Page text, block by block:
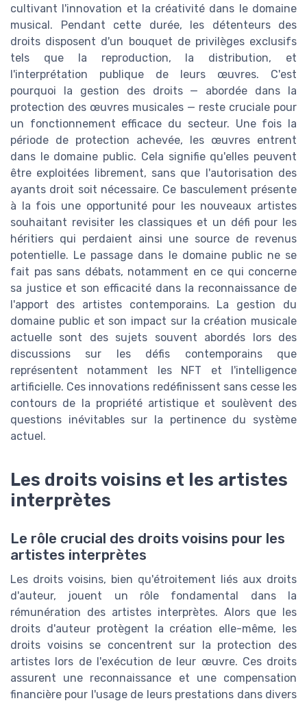
cultivant l'innovation et la créativité dans le domaine
musical. Pendant cette durée, les détenteurs des
droits disposent d'un bouquet de privilèges exclusifs
tels que la reproduction, la distribution, et
l'interprétation publique de leurs œuvres. C'est
pourquoi la gestion des droits — abordée dans la
protection des œuvres musicales — reste cruciale pour
un fonctionnement efficace du secteur. Une fois la
période de protection achevée, les œuvres entrent
dans le domaine public. Cela signifie qu'elles peuvent
être exploitées librement, sans que l'autorisation des
ayants droit soit nécessaire. Ce basculement présente
à la fois une opportunité pour les nouveaux artistes
souhaitant revisiter les classiques et un défi pour les
héritiers qui perdaient ainsi une source de revenus
potentielle. Le passage dans le domaine public ne se
fait pas sans débats, notamment en ce qui concerne
sa justice et son efficacité dans la reconnaissance de
l'apport des artistes contemporains. La gestion du
domaine public et son impact sur la création musicale
actuelle sont des sujets souvent abordés lors des
discussions sur les défis contemporains que
représentent notamment les NFT et l'intelligence
artificielle. Ces innovations redéfinissent sans cesse les
contours de la propriété artistique et soulèvent des
questions inévitables sur la pertinence du système
actuel.
Les droits voisins et les artistes
interprètes
Le rôle crucial des droits voisins pour les
artistes interprètes
Les droits voisins, bien qu'étroitement liés aux droits
d'auteur, jouent un rôle fondamental dans la
rémunération des artistes interprètes. Alors que les
droits d'auteur protègent la création elle-même, les
droits voisins se concentrent sur la protection des
artistes lors de l'exécution de leur œuvre. Ces droits
assurent une reconnaissance et une compensation
financière pour l'usage de leurs prestations dans divers